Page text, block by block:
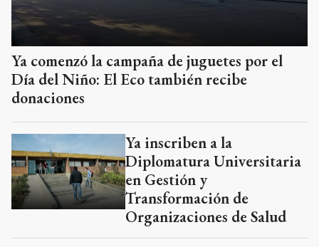
Ya comenzó la campaña de juguetes por el
Día del Niño: El Eco también recibe
donaciones
Ya inscriben a la
Diplomatura Universitaria
en Gestión y
Transformación de
Organizaciones de Salud